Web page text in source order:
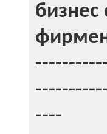
бизнес
----